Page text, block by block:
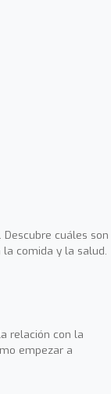
cuáles son
comida y la salud.
relación con la
empezar a